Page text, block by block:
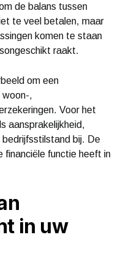
de balans tussen
te veel betalen, maar
komen te staan
raakt.
om een
woon-,
Voor het
aansprakelijkheid,
bedrijfsstilstand bij. De
financiële functie heeft in
in uw